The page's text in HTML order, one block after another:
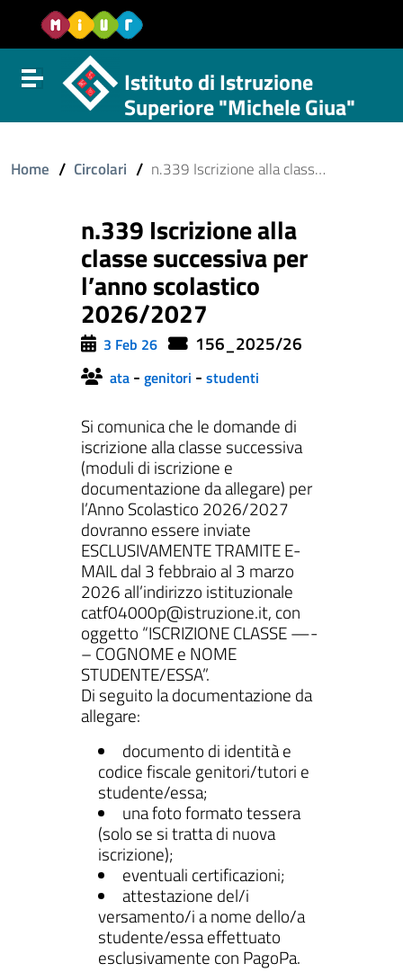
Vai al contenuto
Vail al menu di navigazione
Vai al footer
Attiva disattiva la navigazione
del sito
Istituto di Istruzione
Superiore "Michele Giua"
Home / Circolari / n.339 Iscrizione alla classe successiva per l’anno scolastico 2026/2027
n.339 Iscrizione alla
classe successiva per
l’anno scolastico
2026/2027
3 Feb 26 156_2025/26
ata - genitori - studenti
Si comunica che le domande di
iscrizione alla classe successiva
(moduli di iscrizione e
documentazione da allegare) per
l’Anno Scolastico 2026/2027
dovranno essere inviate
ESCLUSIVAMENTE TRAMITE E-
MAIL dal 3 febbraio al 3 marzo
2026 all’indirizzo istituzionale
catf04000p@istruzione.it, con
oggetto “ISCRIZIONE CLASSE —-
– COGNOME e NOME
STUDENTE/ESSA”.
Di seguito la documentazione da
allegare:
documento di identità e
codice fiscale genitori/tutori e
studente/essa;
una foto formato tessera
(solo se si tratta di nuova
iscrizione);
eventuali certificazioni;
attestazione del/i
versamento/i a nome dello/a
studente/essa effettuato
esclusivamente con PagoPa.